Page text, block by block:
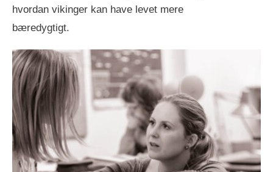
hvordan vikinger kan have levet mere
bæredygtigt.